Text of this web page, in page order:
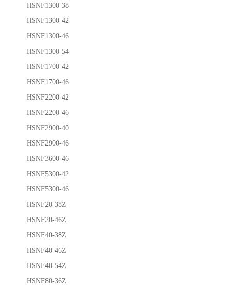
HSNF1300-38
HSNF1300-42
HSNF1300-46
HSNF1300-54
HSNF1700-42
HSNF1700-46
HSNF2200-42
HSNF2200-46
HSNF2900-40
HSNF2900-46
HSNF3600-46
HSNF5300-42
HSNF5300-46
HSNF20-38Z
HSNF20-46Z
HSNF40-38Z
HSNF40-46Z
HSNF40-54Z
HSNF80-36Z